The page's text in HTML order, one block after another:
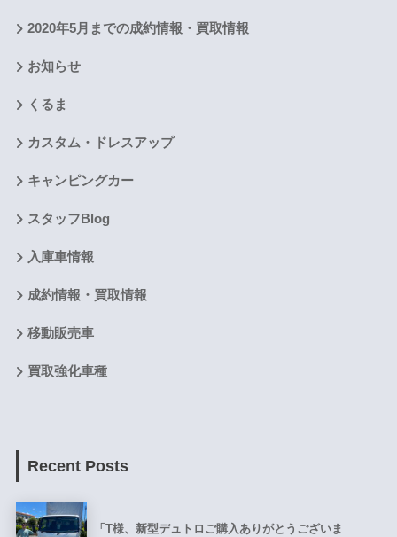
2020年5月までの成約情報・買取情報
お知らせ
くるま
カスタム・ドレスアップ
キャンピングカー
スタッフBlog
入庫車情報
成約情報・買取情報
移動販売車
買取強化車種
Recent Posts
「T様、新型デュトロご購入ありがとうございま